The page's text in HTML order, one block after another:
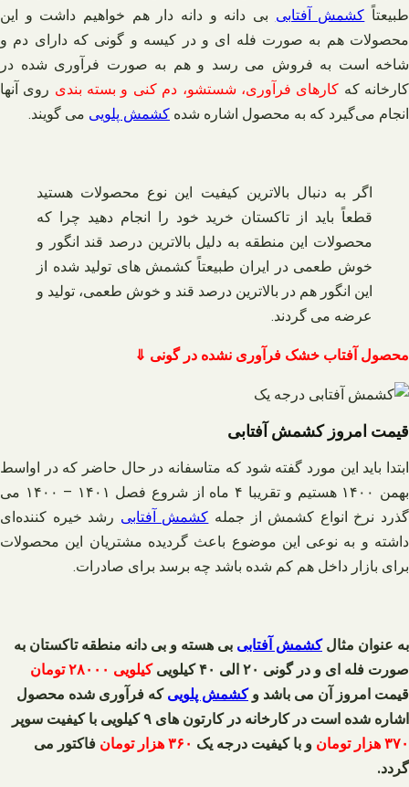
طبیعتاً کشمش آفتابی بی دانه و دانه دار هم خواهیم داشت و این
محصولات هم به صورت فله ای و در کیسه و گونی که دارای دم و
شاخه است به فروش می‌ رسد و هم به صورت فرآوری شده در
کارخانه که کارهای فرآوری، شستشو، دم کنی و بسته‌ بندی روی آنها
انجام می‌گیرد که به محصول اشاره شده کشمش پلویی می گویند.
اگر به دنبال بالاترین کیفیت این نوع محصولات هستید
قطعاً باید از تاکستان خرید خود را انجام دهید چرا که
محصولات این منطقه به دلیل بالاترین درصد قند انگور و
خوش طعمی در ایران طبیعتاً کشمش های تولید شده از
این انگور هم در بالاترین درصد قند و خوش طعمی، تولید و
عرضه می گردند.
محصول آفتاب خشک فرآوری نشده در گونی ⇓
قیمت امروز کشمش آفتابی
ابتدا باید این مورد گفته شود که متاسفانه در حال حاضر که در اواسط
بهمن ۱۴۰۰ هستیم و تقریبا ۴ ماه از شروع فصل ۱۴۰۱ – ۱۴۰۰ می
گذرد نرخ انواع کشمش از جمله کشمش آفتابی رشد خیره‌ کننده‌ای
داشته و به نوعی این موضوع باعث گردیده مشتریان این محصولات
برای بازار داخل هم کم شده باشد چه برسد برای صادرات.
به عنوان مثالکشمش آفتابی بی هسته و بی دانه منطقه تاکستان به
صورت فله ای و در گونی ۲۰ الی ۴۰ کیلویی
کیلویی ۲۸۰۰۰ تومان
قیمت امروز آن می باشد وکشمش پلویی که فرآوری شده محصول
اشاره شده است در کارخانه در کارتون های ۹ کیلویی با کیفیت سوپر
۳۷۰ هزار تومان
و با کیفیت درجه یک ۳۶۰ هزار تومان
فاکتور می
گردد.